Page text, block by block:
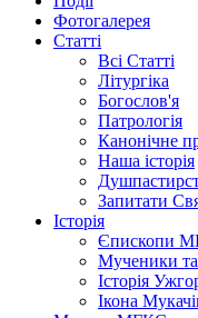
Фотогалерея
Статті
Всі Статті
Літургіка
Богослов'я
Патрологія
Канонічне
Наша історія
Запитати
Історія
Єпископи
Мученики та
Історія
Ікона